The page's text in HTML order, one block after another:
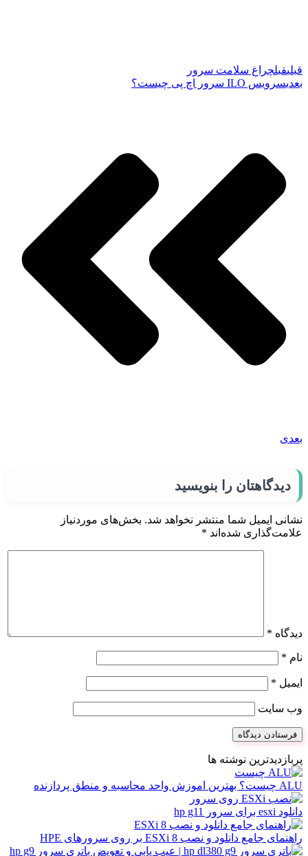
قبلیقبلچراغ سلامت سرور
بعدیسرویس ILO سرور اچ پی چیست؟
بعدی
دیدگاهتان را بنویسید
نشانی ایمیل شما منتشر نخواهد شد. بخش‌های موردنیاز
علامت‌گذاری شده‌اند *
دیدگاه *
نام *
ایمیل *
وب‌ سایت
پربازدیدترین نوشته ها
ALU چیست؟ بهترین اموزش واحد محاسبه و منطق پردازنده
دانلود esxi برای سرور hp g11
راهنمای جامع دانلود و نصب ESXi 8 بر روی سرورهای HPE